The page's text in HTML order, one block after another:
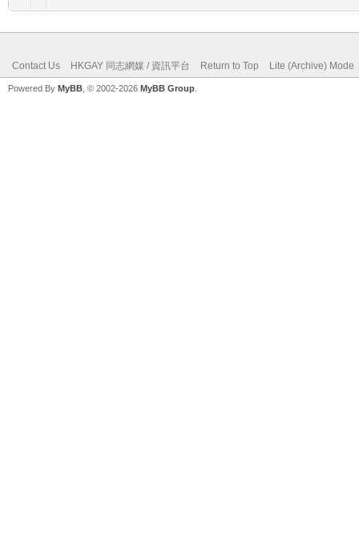
Contact Us HKGAY 同志網媒 / 資訊平台 Return to Top Lite (Archive) Mode
Powered By MyBB , © 2002-2026 MyBB Group